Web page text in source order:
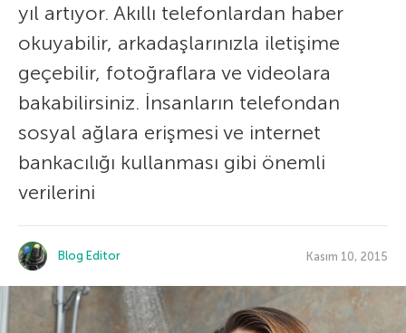
yıl artıyor. Akıllı telefonlardan haber
okuyabilir, arkadaşlarınızla iletişime
geçebilir, fotoğraflara ve videolara
bakabilirsiniz. İnsanların telefondan
sosyal ağlara erişmesi ve internet
bankacılığı kullanması gibi önemli
verilerini
Blog Editor Kasım 10, 2015